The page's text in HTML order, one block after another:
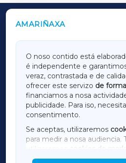
AMARIÑAXA
O noso contido está
é independente e
veraz, contrastada e de
ofrecer este servizo de
financiamos a nosa
publicidade. Para iso,
consentimento.
Se aceptas, utilizaremos
para medir a nosa audiencia.
utilizaremos
cookies de
mostrar publicidade de
OUTROS PERIÓDICOS
LUGOXA